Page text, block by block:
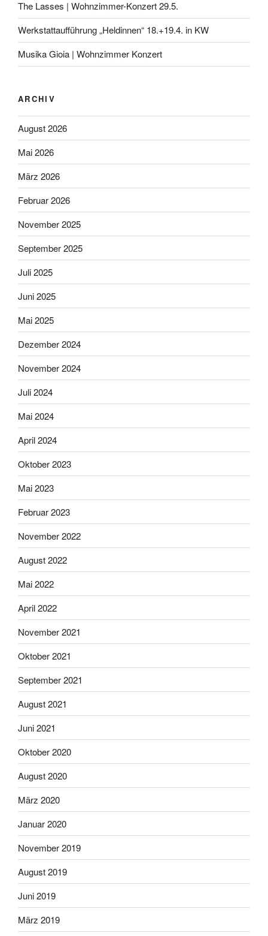
The Lasses | Wohnzimmer-Konzert 29.5.
Werkstattaufführung „Heldinnen“ 18.+19.4. in KW
Musika Gioia | Wohnzimmer Konzert
ARCHIV
August 2026
Mai 2026
März 2026
Februar 2026
November 2025
September 2025
Juli 2025
Juni 2025
Mai 2025
Dezember 2024
November 2024
Juli 2024
Mai 2024
April 2024
Oktober 2023
Mai 2023
Februar 2023
November 2022
August 2022
Mai 2022
April 2022
November 2021
Oktober 2021
September 2021
August 2021
Juni 2021
Oktober 2020
August 2020
März 2020
Januar 2020
November 2019
August 2019
Juni 2019
März 2019